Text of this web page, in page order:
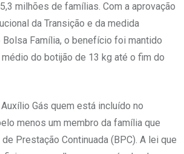
milhões de famílias. Com a aprovação
da Transição e da medida
Família, o benefício foi mantido
do botijão de 13 kg até o fim do
Gás quem está incluído no
menos um membro da família que
Prestação Continuada (BPC). A lei que